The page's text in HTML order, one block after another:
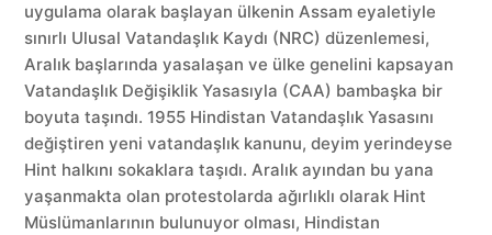
uygulama olarak başlayan ülkenin Assam eyaletiyle
sınırlı Ulusal Vatandaşlık Kaydı (NRC) düzenlemesi,
Aralık başlarında yasalaşan ve ülke genelini kapsayan
Vatandaşlık Değişiklik Yasasıyla (CAA) bambaşka bir
boyuta taşındı. 1955 Hindistan Vatandaşlık Yasasını
değiştiren yeni vatandaşlık kanunu, deyim yerindeyse
Hint halkını sokaklara taşıdı. Aralık ayından bu yana
yaşanmakta olan protestolarda ağırlıklı olarak Hint
Müslümanlarının bulunuyor olması, Hindistan